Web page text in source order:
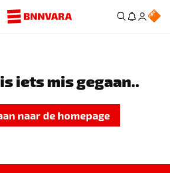
iets mis gegaan..
naar de homepage